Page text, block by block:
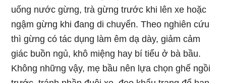
uống nước gừng, trà gừng trước khi lên xe hoặc
ngậm gừng khi đang di chuyển. Theo nghiên cứu
thì gừng có tác dụng làm êm dạ dày, giảm cảm
giác buồn ngủ, khô miệng hay bí tiểu ở bà bầu.
Không những vậy, mẹ bầu nên lựa chọn ghế ngồi